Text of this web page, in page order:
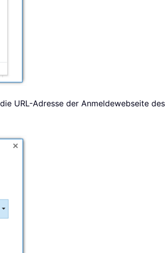
URL-Adresse der Anmeldewebseite